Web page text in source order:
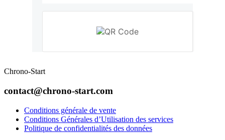
Chrono-Start
contact@chrono-start.com
Conditions générale de vente
Conditions Générales d’Utilisation des services
Politique de confidentialités des données